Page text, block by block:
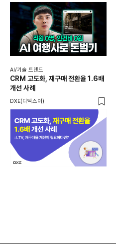
AI/기술 트렌드
CRM 고도화, 재구매 전환율 1.6배
개선 사례
DXE(디엑스이)